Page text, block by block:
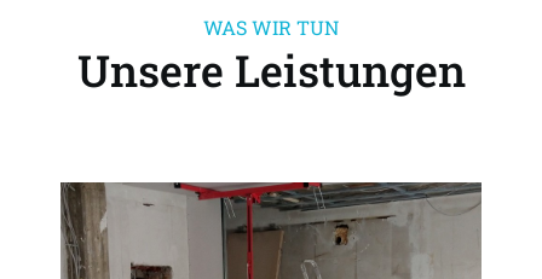
WAS WIR TUN
Unsere Leistungen